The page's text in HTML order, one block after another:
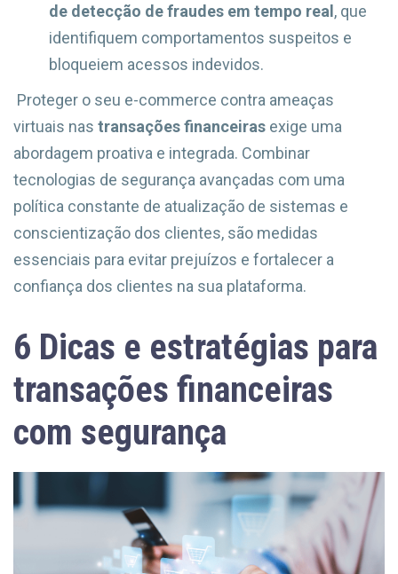
de detecção de fraudes em tempo real, que
identifiquem comportamentos suspeitos e
bloqueiem acessos indevidos.
Proteger o seu e-commerce contra ameaças
virtuais nas transações financeiras exige uma
abordagem proativa e integrada. Combinar
tecnologias de segurança avançadas com uma
política constante de atualização de sistemas e
conscientização dos clientes, são medidas
essenciais para evitar prejuízos e fortalecer a
confiança dos clientes na sua plataforma.
6 Dicas e estratégias para
transações financeiras
com segurança